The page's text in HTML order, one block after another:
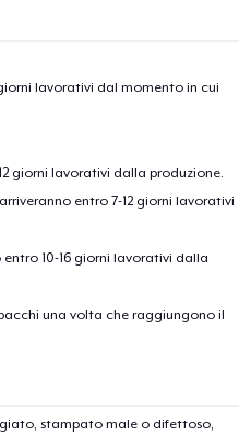
lavorativi dal momento in cui
giorni lavorativi dalla produzione.
entro 7-12 giorni lavorativi
10-16 giorni lavorativi dalla
una volta che raggiungono il
stampato male o difettoso,